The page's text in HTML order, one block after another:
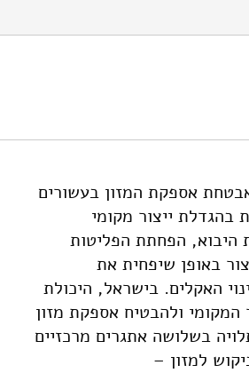
אספקת המזון בעשורים
בהגדלת ייצור מקומי
היבוא, הפחתת הפליטות
באופן שיפחית את
האקלים. בישראל, היכולת
המקומי ולהבטיח אספקת מזון
בשלושה אתגרים מרכזיים
למזון –